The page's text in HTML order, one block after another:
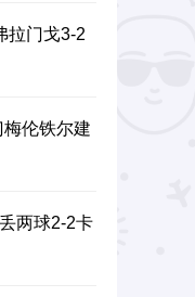
拉门戈3-2
伦铁尔建
两球2-2卡